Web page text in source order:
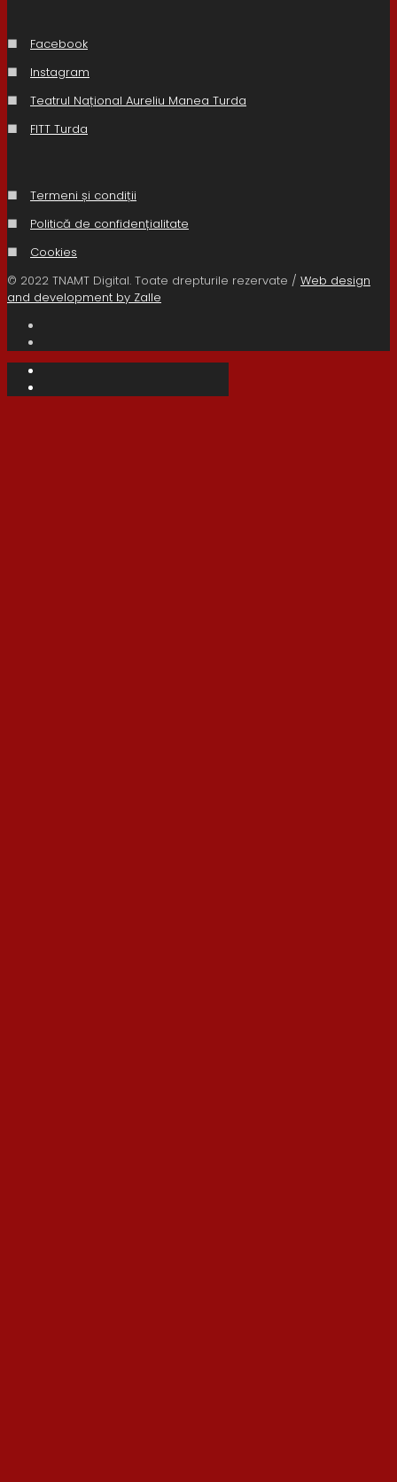
■
Facebook
■
Instagram
■
Teatrul Național Aureliu Manea Turda
■
FITT Turda
■
Termeni și condiții
■
Politică de confidențialitate
■
Cookies
© 2022 TNAMT Digital. Toate drepturile rezervate / Web design
and development by Zalle